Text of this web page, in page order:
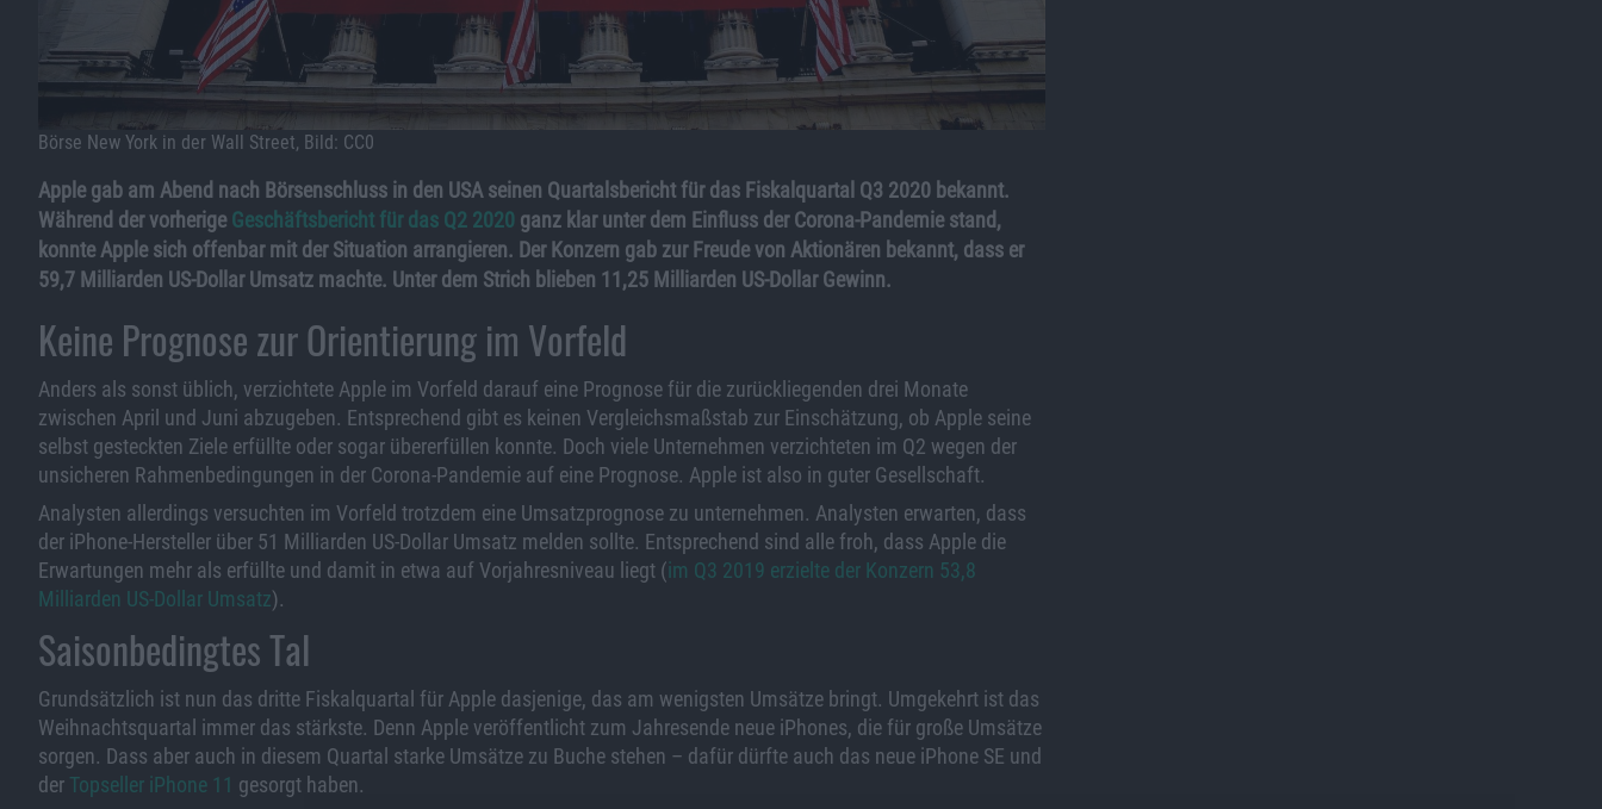
Börse New York in der Wall Street, Bild: CC0
Apple gab am Abend nach Börsenschluss in den USA seinen Quartalsbericht für das Fiskalquartal Q3 2020 bekannt.
Während der vorherige Geschäftsbericht für das Q2 2020 ganz klar unter dem Einfluss der Corona-Pandemie stand,
konnte Apple sich offenbar mit der Situation arrangieren. Der Konzern gab zur Freude von Aktionären bekannt, dass er
59,7 Milliarden US-Dollar Umsatz machte. Unter dem Strich blieben 11,25 Milliarden US-Dollar Gewinn.
Keine Prognose zur Orientierung im Vorfeld
Anders als sonst üblich, verzichtete Apple im Vorfeld darauf eine Prognose für die zurückliegenden drei Monate
zwischen April und Juni abzugeben. Entsprechend gibt es keinen Vergleichsmaßstab zur Einschätzung, ob Apple seine
selbst gesteckten Ziele erfüllte oder sogar übererfüllen konnte. Doch viele Unternehmen verzichteten im Q2 wegen der
unsicheren Rahmenbedingungen in der Corona-Pandemie auf eine Prognose. Apple ist also in guter Gesellschaft.
Analysten allerdings versuchten im Vorfeld trotzdem eine Umsatzprognose zu unternehmen. Analysten erwarten, dass
der iPhone-Hersteller über 51 Milliarden US-Dollar Umsatz melden sollte. Entsprechend sind alle froh, dass Apple die
Erwartungen mehr als erfüllte und damit in etwa auf Vorjahresniveau liegt (im Q3 2019 erzielte der Konzern 53,8
Milliarden US-Dollar Umsatz).
Saisonbedingtes Tal
Grundsätzlich ist nun das dritte Fiskalquartal für Apple dasjenige, das am wenigsten Umsätze bringt. Umgekehrt ist das
Weihnachtsquartal immer das stärkste. Denn Apple veröffentlicht zum Jahresende neue iPhones, die für große Umsätze
sorgen. Dass aber auch in diesem Quartal starke Umsätze zu Buche stehen – dafür dürfte auch das neue iPhone SE und
der Topseller iPhone 11 gesorgt haben.